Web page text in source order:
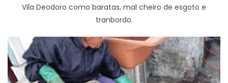
Vila Deodoro como baratas, mal cheiro de esgoto e
tranbordo.